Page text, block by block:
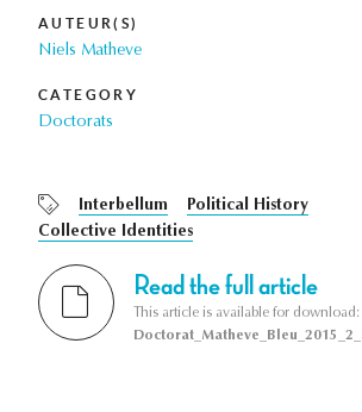
AUTEUR(S)
Niels Matheve
CATEGORY
Doctorats
Interbellum
Political History
Collective Identities
Read the full article
This article is available for download: